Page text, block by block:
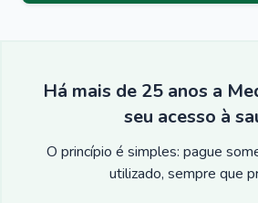
Há mais de 25 anos a
seu acesso à
O princípio é simples: pague
utilizado, sempre que